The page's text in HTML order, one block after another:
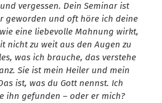
vergessen. Dein Seminar ist
geworden und oft höre ich deine
eine liebevolle Mahnung wirkt,
nicht zu weit aus den Augen zu
was ich brauche, das verstehe
Sie ist mein Heiler und mein
ist, was du Gott nennst. Ich
ihn gefunden – oder er mich?